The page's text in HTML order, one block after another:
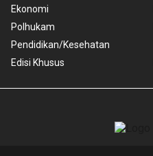
Ekonomi
Polhukam
Pendidikan/Kesehatan
Edisi Khusus